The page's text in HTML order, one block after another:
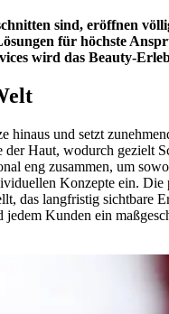
sind, eröffnen
für höchste
wird das Beauty-
hinaus und setzt
Haut, wodurch gezielt
eng zusammen, um
Konzepte ein.
das langfristig sichtbare
Kunden ein